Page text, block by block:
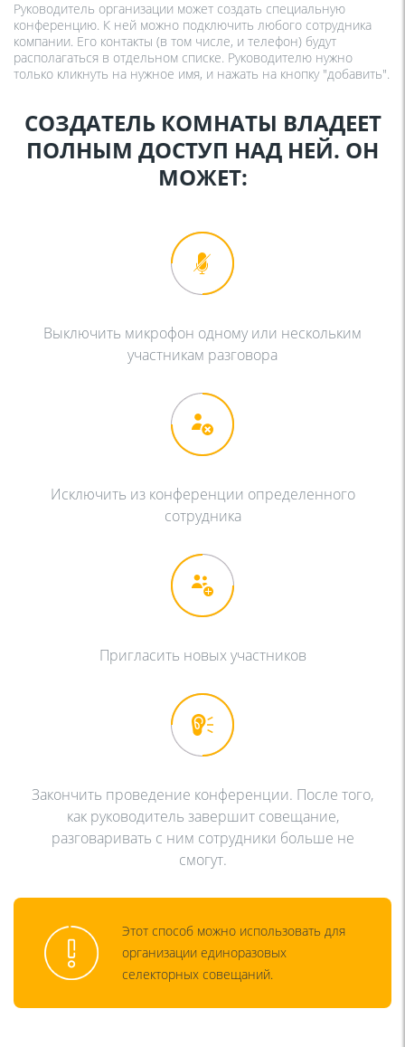
Руководитель организации может создать специальную
конференцию. К ней можно подключить любого сотрудника
компании. Его контакты (в том числе, и телефон) будут
располагаться в отдельном списке. Руководителю нужно
только кликнуть на нужное имя, и нажать на кнопку "добавить".
СОЗДАТЕЛЬ КОМНАТЫ ВЛАДЕЕТ
ПОЛНЫМ ДОСТУП НАД НЕЙ. ОН
МОЖЕТ:
Выключить микрофон одному или нескольким
участникам разговора
Исключить из конференции определенного
сотрудника
Пригласить новых участников
Закончить проведение конференции. После того,
как руководитель завершит совещание,
разговаривать с ним сотрудники больше не
смогут.
Этот способ можно использовать для
организации единоразовых
селекторных совещаний.